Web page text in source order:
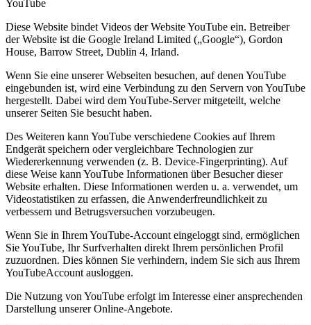
YouTube
Diese Website bindet Videos der Website YouTube ein. Betreiber
der Website ist die Google Ireland Limited („Google“), Gordon
House, Barrow Street, Dublin 4, Irland.
Wenn Sie eine unserer Webseiten besuchen, auf denen YouTube
eingebunden ist, wird eine Verbindung zu den Servern von YouTube
hergestellt. Dabei wird dem YouTube-Server mitgeteilt, welche
unserer Seiten Sie besucht haben.
Des Weiteren kann YouTube verschiedene Cookies auf Ihrem
Endgerät speichern oder vergleichbare Technologien zur
Wiedererkennung verwenden (z. B. Device-Fingerprinting). Auf
diese Weise kann YouTube Informationen über Besucher dieser
Website erhalten. Diese Informationen werden u. a. verwendet, um
Videostatistiken zu erfassen, die Anwenderfreundlichkeit zu
verbessern und Betrugsversuchen vorzubeugen.
Wenn Sie in Ihrem YouTube-Account eingeloggt sind, ermöglichen
Sie YouTube, Ihr Surfverhalten direkt Ihrem persönlichen Profil
zuzuordnen. Dies können Sie verhindern, indem Sie sich aus Ihrem
YouTubeAccount ausloggen.
Die Nutzung von YouTube erfolgt im Interesse einer ansprechenden
Darstellung unserer Online-Angebote.